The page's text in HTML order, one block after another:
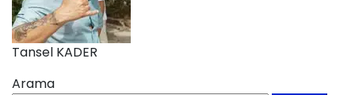
Tansel KADER
Arama